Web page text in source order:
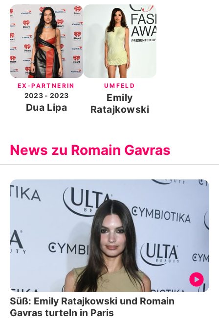
EX-PARTNERIN
2023- 2023
Dua Lipa
UMFELD
Emily
Ratajkowski
News zu Romain Gavras
Süß: Emily Ratajkowski und Romain
Gavras turteln in Paris